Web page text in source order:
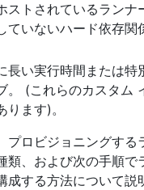
ストされているランナ
ていないハード依存関
長い実行時間または特
。 (これらのカスタム
ります)。
プロビジョニングする
類、および次の手順で
成する方法について説